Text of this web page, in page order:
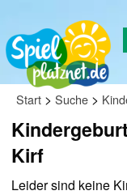
Start > Suche >
Kirf
Leider sind keine